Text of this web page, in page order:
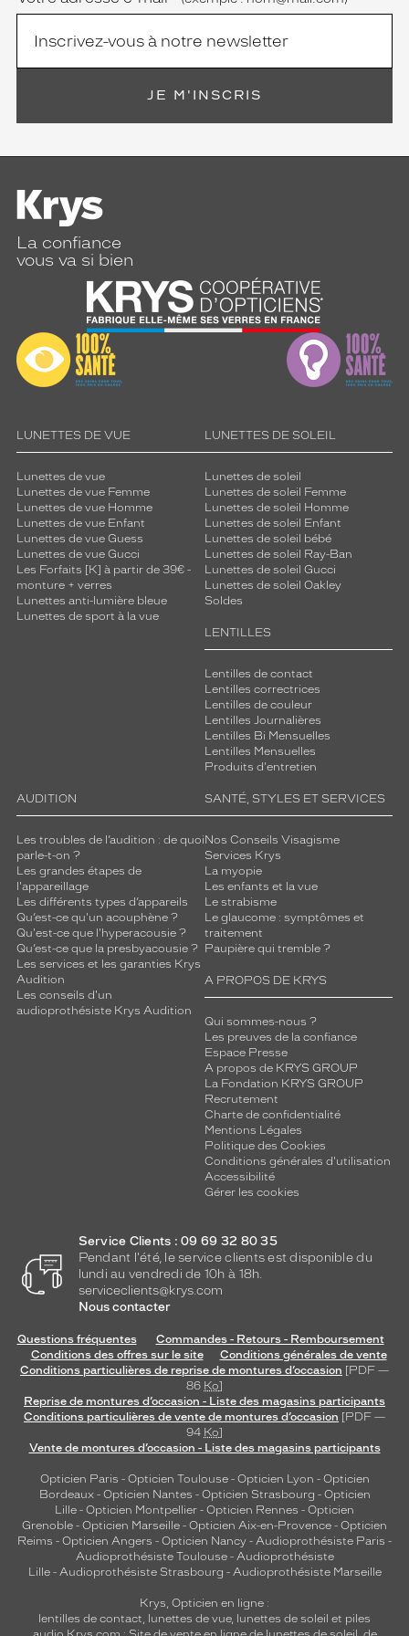
Type
verres
Cerclé
Taille
monture
discountDetail
-50%
Matière
Marque
Vetyver
JE M'INSCRIS
La confiance
vous va si bien
LUNETTES DE VUE
Lunettes de vue
Lunettes de vue Femme
Lunettes de vue Homme
Lunettes de vue Enfant
Lunettes de vue Guess
Lunettes de vue Gucci
Les Forfaits [K] à partir de 39€ -
monture + verres
Lunettes anti-lumière bleue
Lunettes de sport à la vue
LUNETTES DE SOLEIL
Lunettes de soleil
Lunettes de soleil Femme
Lunettes de soleil Homme
Lunettes de soleil Enfant
Lunettes de soleil bébé
Lunettes de soleil Ray-Ban
Lunettes de soleil Gucci
Lunettes de soleil Oakley
Soldes
LENTILLES
Lentilles de contact
Lentilles correctrices
Lentilles de couleur
Lentilles Journalières
Lentilles Bi Mensuelles
Lentilles Mensuelles
Produits d'entretien
AUDITION
Les troubles de l’audition : de quoi
parle-t-on ?
Les grandes étapes de
l'appareillage
Les différents types d’appareils
Qu’est-ce qu'un acouphène ?
Qu'est-ce que l'hyperacousie ?
Qu’est-ce que la presbyacousie ?
Les services et les garanties Krys
Audition
Les conseils d'un
audioprothésiste Krys Audition
SANTÉ, STYLES ET SERVICES
Nos Conseils Visagisme
Services Krys
La myopie
Les enfants et la vue
Le strabisme
Le glaucome : symptômes et
traitement
Paupière qui tremble ?
A PROPOS DE KRYS
Qui sommes-nous ?
Les preuves de la confiance
Espace Presse
A propos de KRYS GROUP
La Fondation KRYS GROUP
Recrutement
Charte de confidentialité
Mentions Légales
Politique des Cookies
Conditions générales d'utilisation
Accessibilité
Gérer les cookies
Service Clients : 09 69 32 80 35
Pendant l'été, le service clients est disponible du
lundi au vendredi de 10h à 18h.
serviceclients@krys.com
Nous contacter
Questions fréquentes
Commandes - Retours - Remboursement
Conditions des offres sur le site
Conditions générales de vente
Conditions particulières de reprise de montures d’occasion [PDF —
86 Ko]
Reprise de montures d’occasion - Liste des magasins participants
Conditions particulières de vente de montures d’occasion [PDF —
94 Ko]
Vente de montures d’occasion - Liste des magasins participants
Opticien Paris - Opticien Toulouse- Opticien Lyon - Opticien
Bordeaux- Opticien Nantes - Opticien Strasbourg - Opticien
Lille - Opticien Montpellier - Opticien Rennes - Opticien
Grenoble - Opticien Marseille - Opticien Aix-en-Provence - Opticien
Reims - Opticien Angers - Opticien Nancy - Audioprothésiste Paris -
Audioprothésiste Toulouse- Audioprothésiste
Lille- Audioprothésiste Strasbourg - Audioprothésiste Marseille
Krys, Opticien en ligne :
lentilles de contact, lunettes de vue, lunettes de soleil et piles